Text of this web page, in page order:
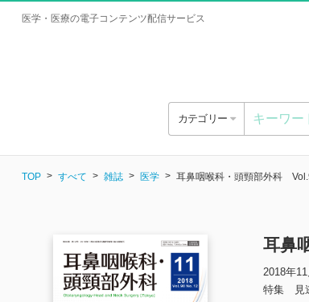
医学・医療の電子コンテンツ配信サービス
カテゴリー
TOP すべて 雑誌 医学 耳鼻咽喉科・頭頸部外科
耳鼻
2018年
特集 見